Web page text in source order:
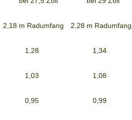
2,18 m Radumfang 2,28 m Radumfang
1,28 1,34
1,03 1,08
0,95 0,99